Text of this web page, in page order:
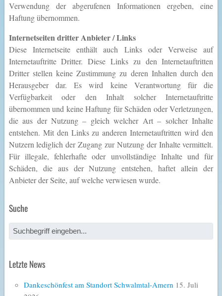
Verwendung der abgerufenen Informationen ergeben, eine
Haftung übernommen.
Internetseiten dritter Anbieter / Links
Diese Internetseite enthält auch Links oder Verweise auf
Internetauftritte Dritter. Diese Links zu den Internetauftritten
Dritter stellen keine Zustimmung zu deren Inhalten durch den
Herausgeber dar. Es wird keine Verantwortung für die
Verfügbarkeit oder den Inhalt solcher Internetauftritte
übernommen und keine Haftung für Schäden oder Verletzungen,
die aus der Nutzung – gleich welcher Art – solcher Inhalte
entstehen. Mit den Links zu anderen Internetauftritten wird den
Nutzern lediglich der Zugang zur Nutzung der Inhalte vermittelt.
Für illegale, fehlerhafte oder unvollständige Inhalte und für
Schäden, die aus der Nutzung entstehen, haftet allein der
Anbieter der Seite, auf welche verwiesen wurde.
Suche
Letzte News
Dankeschönfest am Standort Schwalmtal-Amern 15. Juli